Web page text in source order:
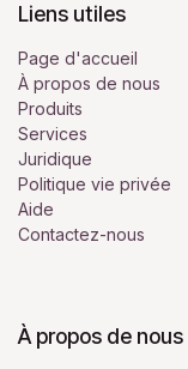
Liens utiles
Page d'accueil
À propos de nous
Produits
Services
Juridique
Politique vie privée
Aide
Contactez-nous
À propos de nous